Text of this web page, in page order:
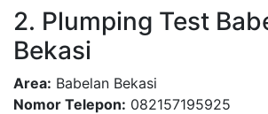
2. Plumping Test
Bekasi
Area: Babelan Bekasi
Nomor Telepon: 082157195925